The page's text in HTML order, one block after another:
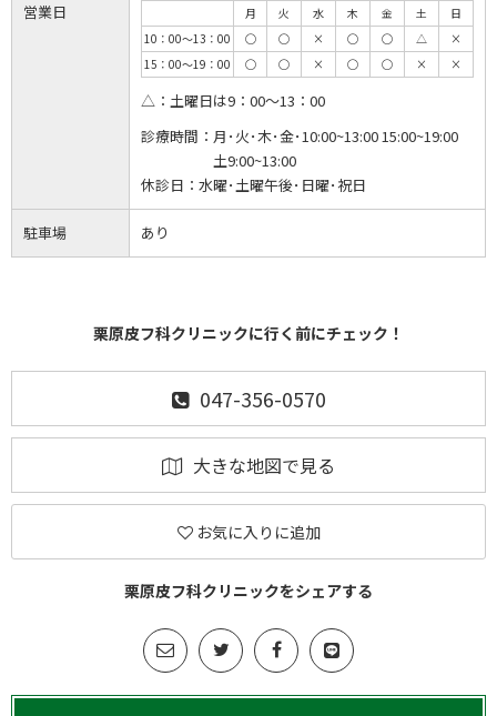
営業日 月 火 水 木 金 土
日
10：00～13：00
◯ ◯ × ◯ ◯ △
×
15：00～19：00
◯ ◯ × ◯ ◯ × ×
△：土曜日は9：00～13：00
診療時間： 月･火･木･金･10:00~13:00 15:00~19:00
土9:00~13:00
休診日： 水曜･土曜午後･日曜･祝日
駐車場 あり
栗原皮フ科クリニックに行く前にチェック！
047-356-0570
大きな地図で見る
お気に入りに追加
栗原皮フ科クリニックをシェアする